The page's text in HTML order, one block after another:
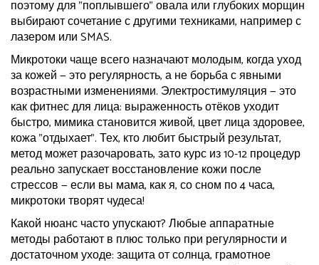
поэтому для "поплывшего" овала или глубоких морщин
выбирают сочетание с другими техниками, например с
лазером или SMAS.
Микротоки чаще всего назначают молодым, когда уход
за кожей — это регулярность, а не борьба с явными
возрастными изменениями. Электростимуляция — это
как фитнес для лица: выраженность отёков уходит
быстро, мимика становится живой, цвет лица здоровее,
кожа "отдыхает". Тех, кто любит быстрый результат,
метод может разочаровать, зато курс из 10-12 процедур
реально запускает восстановление кожи после
стрессов — если вы мама, как я, со сном по 4 часа,
микротоки творят чудеса!
Какой нюанс часто упускают? Любые аппаратные
методы работают в плюс только при регулярности и
достаточном уходе: защита от солнца, грамотное